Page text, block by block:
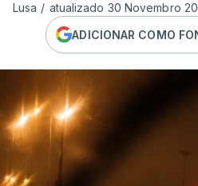
Lusa / atualizado 30 Novembro
ADICIONAR COMO